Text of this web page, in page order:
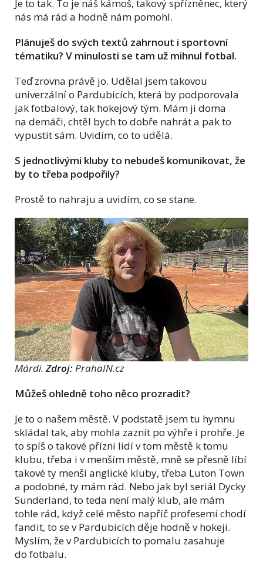
Je to tak. To je náš kámoš, takový spřízněnec, který
nás má rád a hodně nám pomohl.
Plánuješ do svých textů zahrnout i sportovní
tématiku? V minulosti se tam už mihnul fotbal.
Teď zrovna právě jo. Udělal jsem takovou
univerzální o Pardubicích, která by podporovala
jak fotbalový, tak hokejový tým. Mám ji doma
na demáči, chtěl bych to dobře nahrát a pak to
vypustit sám. Uvidím, co to udělá.
S jednotlivými kluby to nebudeš komunikovat, že
by to třeba podpořily?
Prostě to nahraju a uvidím, co se stane.
Márdi.Zdroj: PrahaIN.cz
Můžeš ohledně toho něco prozradit?
Je to o našem městě. V podstatě jsem tu hymnu
skládal tak, aby mohla zaznít po výhře i prohře. Je
to spíš o takové přízni lidí v tom městě k tomu
klubu, třeba i v menším městě, mně se přesně líbí
takové ty menší anglické kluby, třeba Luton Town
a podobné, ty mám rád. Nebo jak byl seriál Dycky
Sunderland, to teda není malý klub, ale mám
tohle rád, když celé město napříč profesemi chodí
fandit, to se v Pardubicích děje hodně v hokeji.
Myslím, že v Pardubicích to pomalu zasahuje
do fotbalu.